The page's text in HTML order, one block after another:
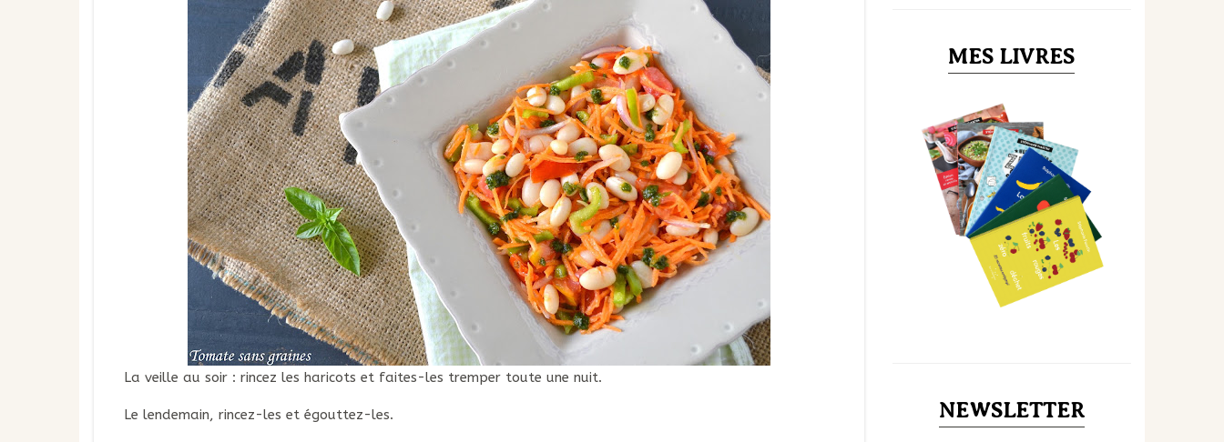
La veille au soir : rincez les haricots et faites-les tremper toute une nuit.
Le lendemain, rincez-les et égouttez-les.
MES LIVRES
NEWSLETTER